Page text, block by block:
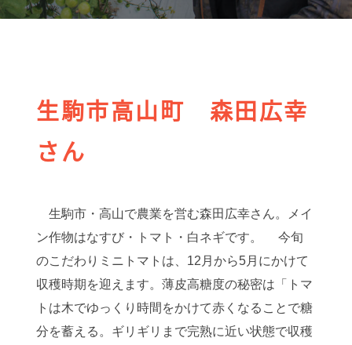
生駒市高山町 森田広幸
さん
生駒市・高山で農業を営む森田広幸さん。メイ
ン作物はなすび・トマト・白ネギです。 今旬
のこだわりミニトマトは、12月から5月にかけて
収穫時期を迎えます。薄皮高糖度の秘密は「トマ
トは木でゆっくり時間をかけて赤くなることで糖
分を蓄える。ギリギリまで完熟に近い状態で収穫